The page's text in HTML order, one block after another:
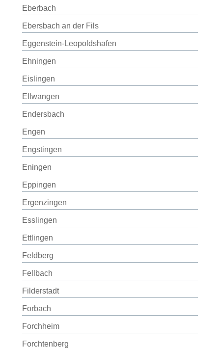
Eberbach
Ebersbach an der Fils
Eggenstein-Leopoldshafen
Ehningen
Eislingen
Ellwangen
Endersbach
Engen
Engstingen
Eningen
Eppingen
Ergenzingen
Esslingen
Ettlingen
Feldberg
Fellbach
Filderstadt
Forbach
Forchheim
Forchtenberg